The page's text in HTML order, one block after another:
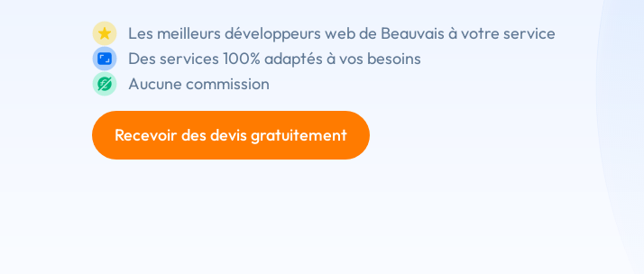
Les meilleurs développeurs web de Beauvais à votre service
Des services 100% adaptés à vos besoins
Aucune commission
Recevoir des devis gratuitement